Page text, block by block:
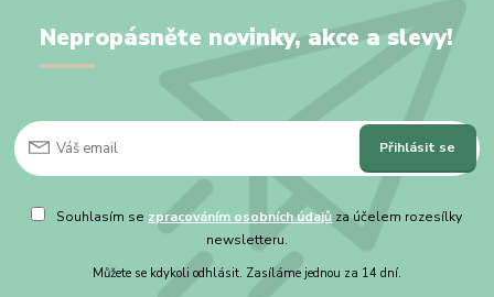
Nepropásněte novinky, akce a slevy!
Přihlásit se
Souhlasím se zpracováním osobních údajů za účelem rozesílky
newsletteru.
Můžete se kdykoli odhlásit. Zasíláme jednou za 14 dní.